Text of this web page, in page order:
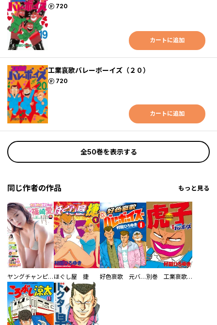
720
ポイント
カートに追加
工業哀歌バレーボーイズ（２０）
720
ポイント
カートに追加
全50巻を表示する
同じ作者の作品 もっと見る
ヤングチャンピオン ほぐし屋 捷 好色哀歌 元バレーボーイズ 別巻 工業哀歌バレーボーイズ 虎子